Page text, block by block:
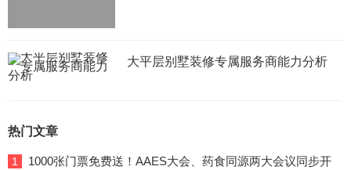
大平层别墅装修专属服务商能力分析
热门文章
1
1000张门票免费送！AAES大会、药食同源两大会议同步开